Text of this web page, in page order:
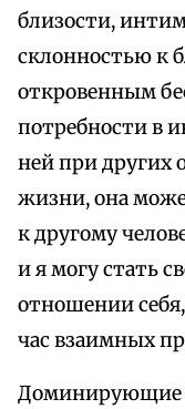
близости,
склонностью к
откровенным
потребности в
ней при других
жизни, она
к другому
и я могу стать
отношении
час взаимных
Доминирующие